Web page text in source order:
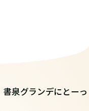
泉グランデにとーっ